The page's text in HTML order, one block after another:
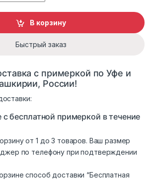
В корзину
Быстрый заказ
с примеркой по Уфе и
России!
бесплатной примеркой в течение
от 1 до 3 товаров. Ваш размер
по телефону при подтверждении
способ доставки “Бесплатная